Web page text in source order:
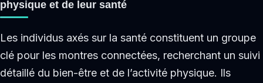
physique et de leur santé
Les individus axés sur la santé constituent un groupe
clé pour les montres connectées, recherchant un suivi
détaillé du bien-être et de l’activité physique. Ils